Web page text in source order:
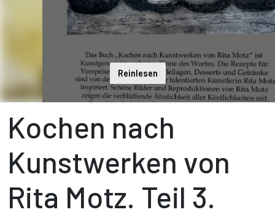
Reinlesen
Kochen nach
Kunstwerken von
Rita Motz. Teil 3.